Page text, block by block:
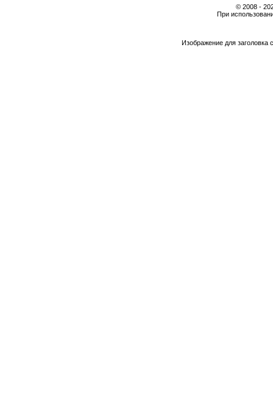
© 2008 -
При
Изображение для